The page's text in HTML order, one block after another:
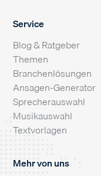
Service
Blog & Ratgeber
Themen
Branchenlösungen
Ansagen-Generator
Sprecherauswahl
Musikauswahl
Textvorlagen
Mehr von uns